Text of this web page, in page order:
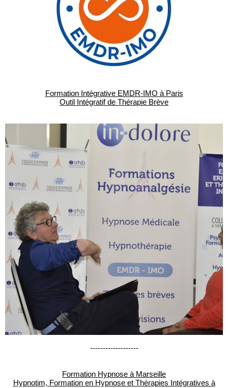
Formation Intégrative EMDR-IMO à Paris
Outil Intégratif de Thérapie Brève
-------------------
Formation Hypnose à Marseille
Hypnotim, Formation en Hypnose et Thérapies Intégratives à